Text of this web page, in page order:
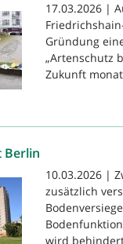
17.03.2026 |
Gründung
„Artenschutz
Zukunft
Berlin
10.03.2026 |
zusätzlich
wird